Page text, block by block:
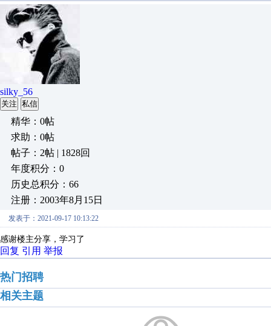
silky_56
关注 私信
精华：0帖
求助：0帖
帖子：2帖 | 1828回
年度积分：0
历史总积分：66
注册：2003年8月15日
发表于：2021-09-17 10:13:22
感谢楼主分享，学习了
回复 引用 举报
热门招聘
相关主题